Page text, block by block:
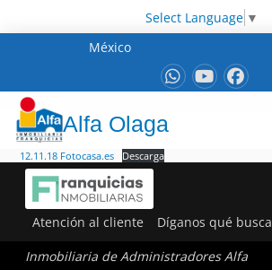
Select Language ▼
México
Alfa Olaga
12.11.18 Fotocasa.es Descarga
Atención al cliente Díganos qué busca
Inmobiliaria de Administradores Alfa